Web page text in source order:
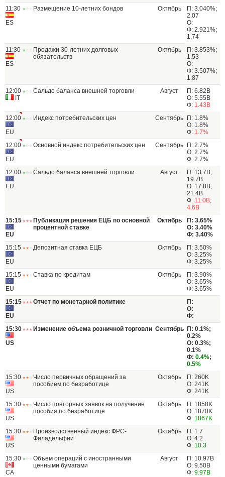
11:30
ES
Размещение 10-летних бондов Октябрь
П: 3.040%;
2.07
О:
Ф: 2.921%;
1.74
11:30
ES
Продажи 30-летних долговых
обязательств
Октябрь
П: 3.853%;
1.53
О:
Ф: 3.507%;
1.87
12:00
IT
Сальдо баланса внешней торговли Август
П: 6.82B
О: 5.55B
Ф: 1.43B
12:00
EU
Индекс потребительских цен Сентябрь
П: 1.8%
О: 1.8%
Ф: 1.7%
12:00
EU
Основной индекс потребительских цен Сентябрь
П: 2.7%
О: 2.7%
Ф: 2.7%
12:00
EU
Сальдо баланса внешней торговли Август
П: 13.7B;
19.7B
О: 17.8B;
21.4B
Ф: 11.0B;
4.6B
15:15
EU
Публикация решения ЕЦБ по основной
процентной ставке
Октябрь
П: 3.65%
О: 3.40%
Ф: 3.40%
15:15
EU
Депозитная ставка ЕЦБ Октябрь
П: 3.50%
О: 3.25%
Ф: 3.25%
15:15
EU
Ставка по кредитам Октябрь
П: 3.90%
О: 3.65%
Ф: 3.65%
15:15
EU
Отчет по монетарной политике
П:
О:
Ф:
15:30
US
Изменение объема розничной торговли Сентябрь
П: 0.1%;
0.2%
О: 0.3%;
0.1%
Ф: 0.4%;
0.5%
15:30
US
Число первичных обращений за
пособием по безработице
Октябрь
П: 260K
О: 241K
Ф: 241K
15:30
US
Число повторных заявок на получение
пособия по безработице
Октябрь
П: 1858K
О: 1870K
Ф: 1867K
15:30
US
Производственный индекс ФРС-
Филадельфии
Октябрь
П: 1.7
О: 4.2
Ф: 10.3
15:30
CA
Объем операций с иностранными
ценными бумагами
Август
П: 10.97B
О: 9.50B
Ф: 9.97B